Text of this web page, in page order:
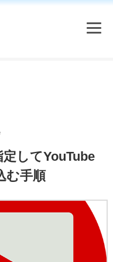
してYouTube
む手順